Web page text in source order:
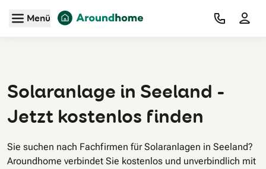
Zum Hauptinhalt
Menü
Solaranlage in Seeland -
Jetzt kostenlos finden
Sie suchen nach Fachfirmen für Solaranlagen in Seeland?
Aroundhome verbindet Sie kostenlos und unverbindlich mit